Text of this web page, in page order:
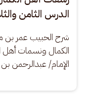
الدرس الثامن
شرح الحبيب عمر
الكمال ونسمات أهل
الإمام/ عبدالرحمن بن